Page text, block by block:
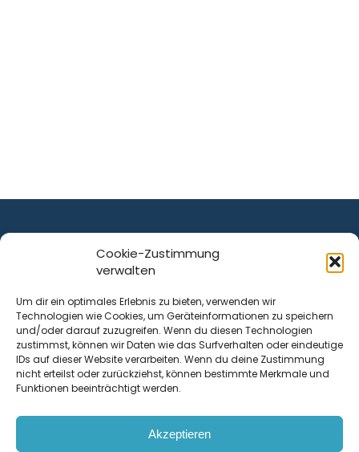
Cookie-Zustimmung
verwalten
Um dir ein optimales Erlebnis zu bieten, verwenden wir
Technologien wie Cookies, um Geräteinformationen zu speichern
und/oder darauf zuzugreifen. Wenn du diesen Technologien
zustimmst, können wir Daten wie das Surfverhalten oder eindeutige
IDs auf dieser Website verarbeiten. Wenn du deine Zustimmung
nicht erteilst oder zurückziehst, können bestimmte Merkmale und
Funktionen beeinträchtigt werden.
Akzeptieren
ist ein Service von
Krenn Real GmbH
Tischlerstraße 12
4050Traun| Österreich
Kontakt